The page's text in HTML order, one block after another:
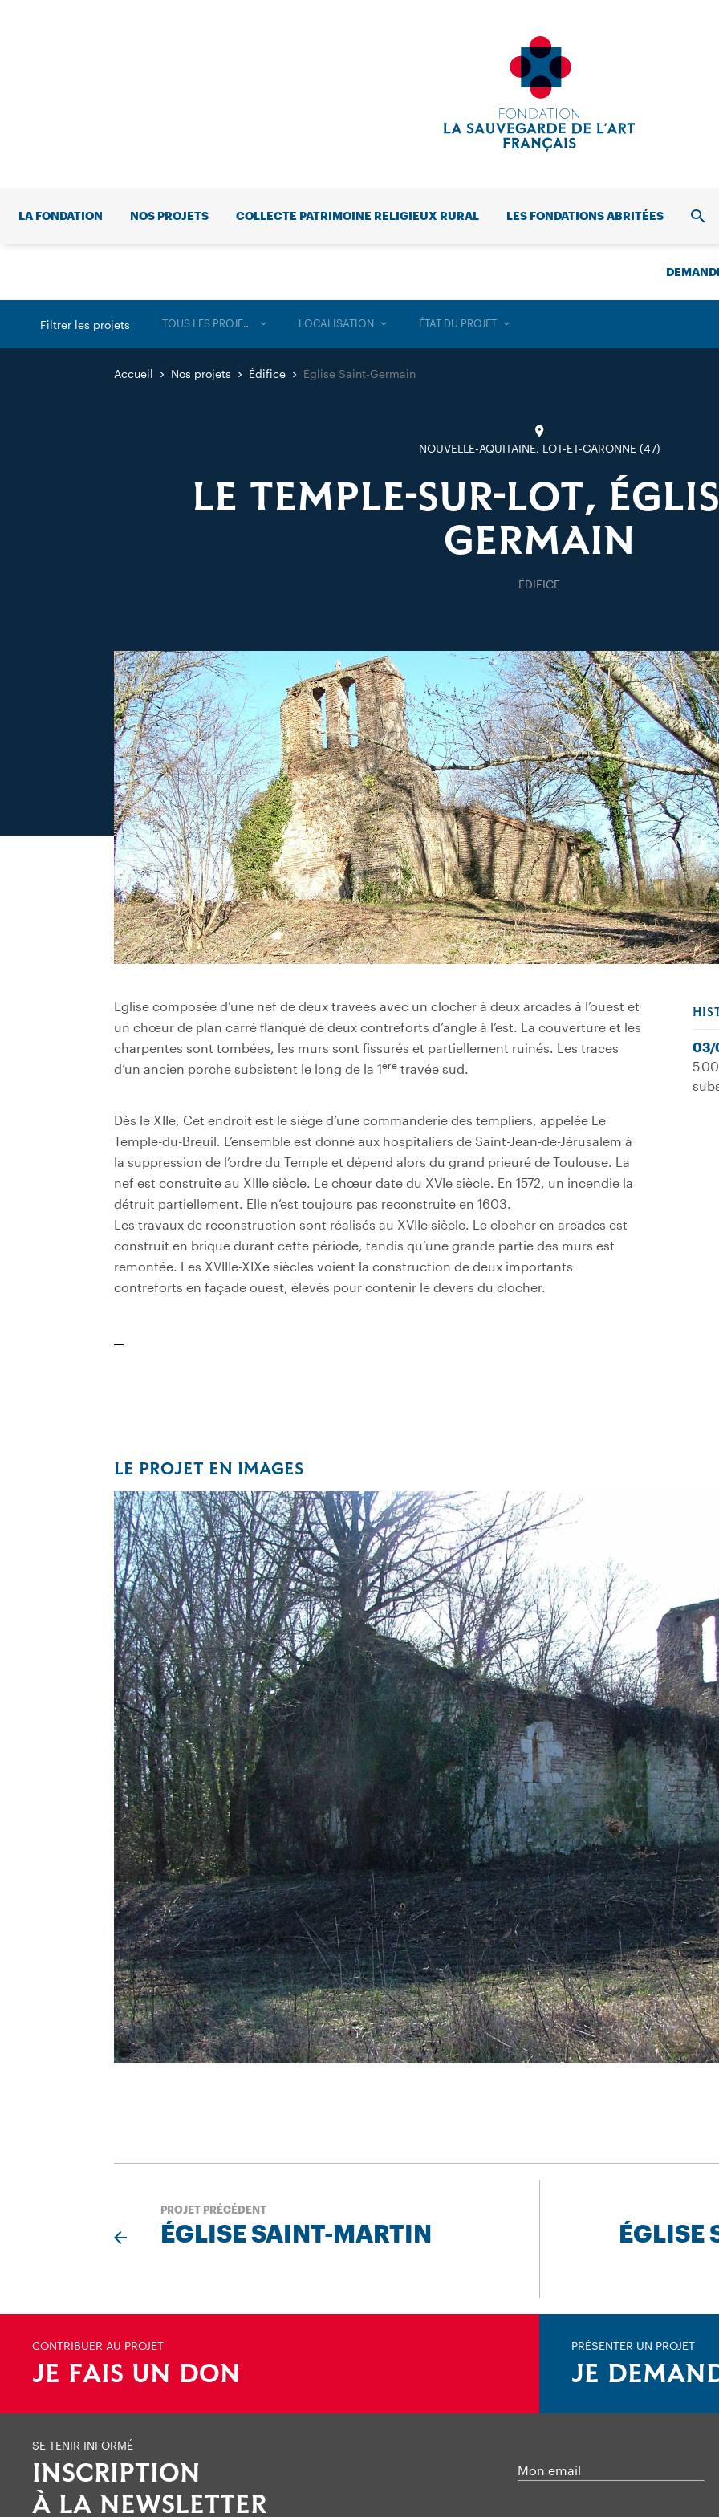
LA FONDATION NOS PROJETS COLLECTE PATRIMOINE RELIGIEUX RURAL LES FONDATIONS ABRITÉES
Filtrer les projets TOUS LES PROJETS LOCALISATION ÉTAT DU PROJET
Accueil Nos projets Édifice Église Saint-Germain
NOUVELLE-AQUITAINE, LOT-ET-GARONNE (47)
LE TEMPLE-SUR-LOT,
GERMAIN
ÉDIFICE
Eglise composée d’une nef de deux travées avec un clocher à deux arcades à l’ouest et
un chœur de plan carré flanqué de deux contreforts d’angle à l’est. La couverture et les
charpentes sont tombées, les murs sont fissurés et partiellement ruinés. Les traces
d’un ancien porche subsistent le long de la 1ère travée sud.
Dès le XIIe, Cet endroit est le siège d’une commanderie des templiers, appelée Le
Temple-du-Breuil. L’ensemble est donné aux hospitaliers de Saint-Jean-de-Jérusalem à
la suppression de l’ordre du Temple et dépend alors du grand prieuré de Toulouse. La
nef est construite au XIIIe siècle. Le chœur date du XVIe siècle. En 1572, un incendie la
détruit partiellement. Elle n’est toujours pas reconstruite en 1603.
Les travaux de reconstruction sont réalisés au XVIIe siècle. Le clocher en arcades est
construit en brique durant cette période, tandis qu’une grande partie des murs est
remontée. Les XVIIIe-XIXe siècles voient la construction de deux importants
contreforts en façade ouest, élevés pour contenir le devers du clocher.
03/
5
LE PROJET EN IMAGES
PROJET PRÉCÉDENT
ÉGLISE SAINT-MARTIN
ÉGLISE
CONTRIBUER AU PROJET
JE FAIS UN DON
PRÉSENTER UN PROJET
JE
SE TENIR INFORMÉ
INSCRIPTION
À LA NEWSLETTER
Mon email